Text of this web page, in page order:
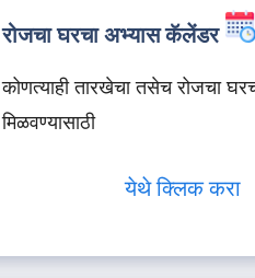
रोजचा घरचा अभ्यास कॅलेंडर
कोणत्याही तारखेचा तसेच रोजचा
मिळवण्यासाठी
येथे क्लिक करा